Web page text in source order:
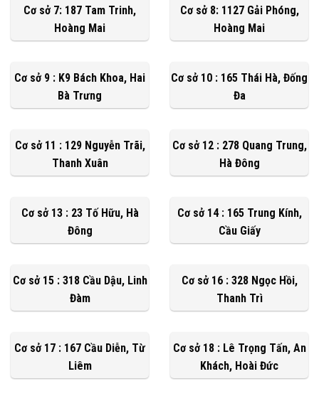
Cơ sở 7: 187 Tam Trinh,
Hoàng Mai
Cơ sở 8: 1127 Gải Phóng,
Hoàng Mai
Cơ sở 9 : K9 Bách Khoa, Hai
Bà Trưng
Cơ sở 10 : 165 Thái Hà, Đống
Đa
Cơ sở 11 : 129 Nguyễn Trãi,
Thanh Xuân
Cơ sở 12 : 278 Quang Trung,
Hà Đông
Cơ sở 13 : 23 Tố Hữu, Hà
Đông
Cơ sở 14 : 165 Trung Kính,
Cầu Giấy
Cơ sở 15 : 318 Cầu Dậu, Linh
Đàm
Cơ sở 16 : 328 Ngọc Hồi,
Thanh Trì
Cơ sở 17 : 167 Cầu Diễn, Từ
Liêm
Cơ sở 18 : Lê Trọng Tấn, An
Khách, Hoài Đức